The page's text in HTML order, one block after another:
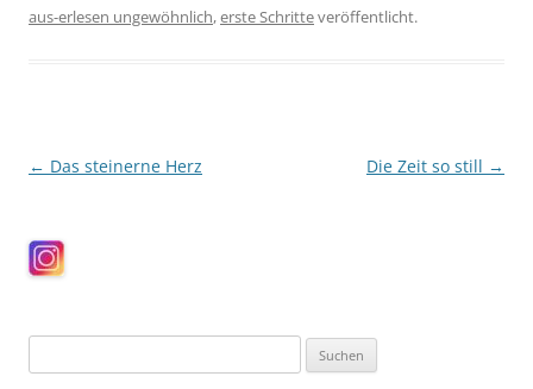
aus-erlesen ungewöhnlich,erste Schritteveröffentlicht.
Beitragsnavigation
← Das steinerne Herz Die Zeit so still →
nach: